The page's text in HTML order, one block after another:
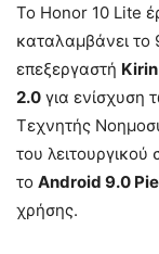
Το Honor 10 Lite
καταλαμβάνει
επεξεργαστή
2.0 για ενίσχυση
Τεχνητής
του λειτουργικού
το Android 9.0
χρήσης.